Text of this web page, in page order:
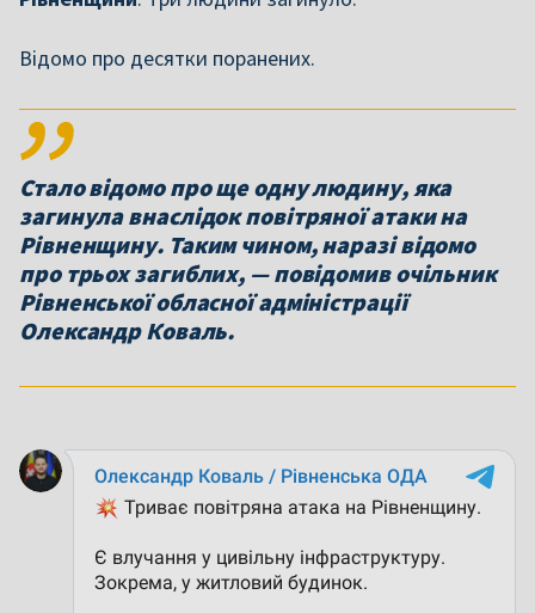
Відомо про десятки поранених.
Стало відомо про ще одну людину, яка
загинула внаслідок повітряної атаки на
Рівненщину. Таким чином, наразі відомо
про трьох загиблих, — повідомив очільник
Рівненської обласної адміністрації
Олександр Коваль.